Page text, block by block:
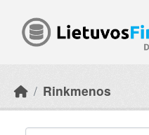
Rinkmenos